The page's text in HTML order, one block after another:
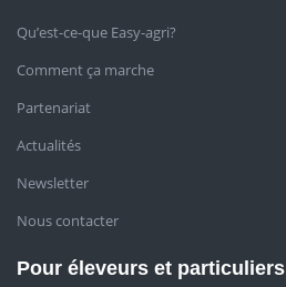
Qu’est-ce-que Easy-agri?
Comment ça marche
Partenariat
Actualités
Newsletter
Nous contacter
Pour éleveurs et particuliers